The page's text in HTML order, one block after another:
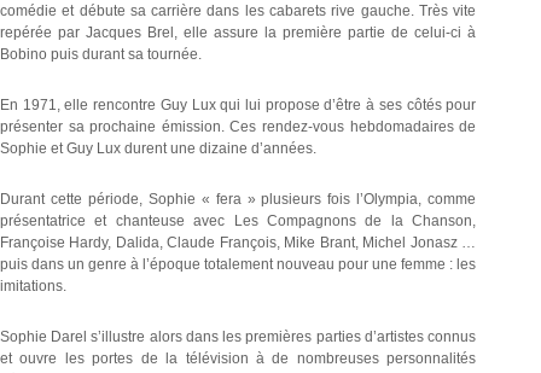
comédie et débute sa carrière dans les cabarets rive gauche. Très vite
repérée par Jacques Brel, elle assure la première partie de celui-ci à
Bobino puis durant sa tournée.
En 1971, elle rencontre Guy Lux qui lui propose d’être à ses côtés pour
présenter sa prochaine émission. Ces rendez-vous hebdomadaires de
Sophie et Guy Lux durent une dizaine d’années.
Durant cette période, Sophie « fera » plusieurs fois l’Olympia, comme
présentatrice et chanteuse avec Les Compagnons de la Chanson,
Françoise Hardy, Dalida, Claude François, Mike Brant, Michel Jonasz …
puis dans un genre à l’époque totalement nouveau pour une femme : les
imitations.
Sophie Darel s’illustre alors dans les premières parties d’artistes connus
et ouvre les portes de la télévision à de nombreuses personnalités